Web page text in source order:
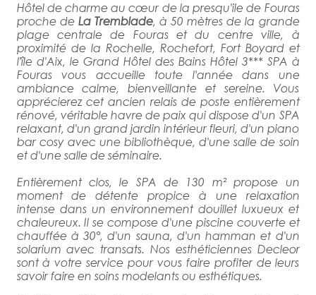
Hôtel de charme au cœur de la presqu'ile de Fouras
proche de La Tremblade, à 50 mètres de la grande
plage centrale de Fouras et du centre ville, à
proximité de la Rochelle, Rochefort, Fort Boyard et
l'île d'Aix, le Grand Hôtel des Bains Hôtel 3*** SPA à
Fouras vous accueille toute l'année dans une
ambiance calme, bienveillante et sereine. Vous
apprécierez cet ancien relais de poste entièrement
rénové, véritable havre de paix qui dispose d'un SPA
relaxant, d'un grand jardin intérieur fleuri, d'un piano
bar cosy avec une bibliothèque, d'une salle de soin
et d'une salle de séminaire.
Entièrement clos, le SPA de 130 m² propose un
moment de détente propice à une relaxation
intense dans un environnement douillet luxueux et
chaleureux. Il se compose d'une piscine couverte et
chauffée à 30°, d'un sauna, d'un hamman et d'un
solarium avec transats. Nos esthéticiennes Decleor
sont à votre service pour vous faire profiter de leurs
savoir faire en soins modelants ou esthétiques.